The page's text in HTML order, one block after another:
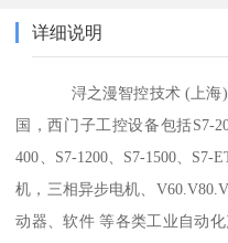
详细说明
浔之漫智控技术 (上海)有
国，西门子工控设备包括S7-
400、S7-1200、S7-1500、
机，三相异步电机、
动器、软件 等各类工业自动